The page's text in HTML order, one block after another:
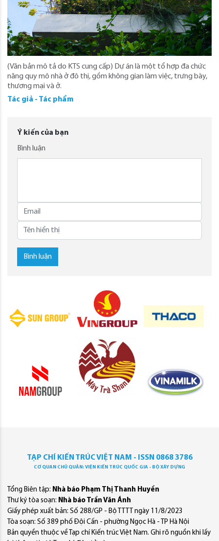
(Văn bản mô tả do KTS cung cấp) Dự án là một tổ hợp đa chức
năng quy mô nhà ở đô thị, gồm không gian làm việc, trưng bày,
thương mại và ở.
Tác giả - Tác phẩm
Ý kiến của bạn
Bình luận
Bình luận
TẠP CHÍ KIẾN TRÚC VIỆT NAM - ISSN 0868 3786
CƠ QUAN CHỦ QUẢN: VIỆN KIẾN TRÚC QUỐC GIA - BỘ XÂY DỰNG
Tổng Biên tập: Nhà báo Phạm Thị Thanh Huyền
Thư ký tòa soạn: Nhà báo Trần Văn Ánh
Giấy phép xuất bản: Số 288/GP - Bộ TTTT ngày 11/8/2023
Tòa soạn: Số 389 phố Đội Cấn - phường Ngọc Hà - TP Hà Nội
Bản quyền thuộc về Tạp chí Kiến trúc Việt Nam. Ghi rõ nguồn khi lấy